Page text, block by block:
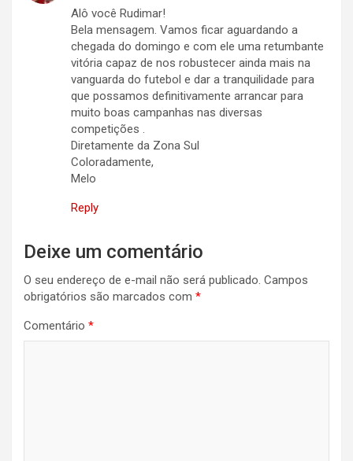
Alô você Rudimar!
Bela mensagem. Vamos ficar aguardando a
chegada do domingo e com ele uma retumbante
vitória capaz de nos robustecer ainda mais na
vanguarda do futebol e dar a tranquilidade para
que possamos definitivamente arrancar para
muito boas campanhas nas diversas
competições .
Diretamente da Zona Sul
Coloradamente,
Melo
Reply
Deixe um comentário
O seu endereço de e-mail não será publicado. Campos
obrigatórios são marcados com *
Comentário *